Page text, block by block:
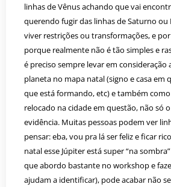
linhas de Vênus achando que vai
querendo fugir das linhas de Saturno ou
viver restrições ou transformações, e
porque realmente não é tão simples e
é preciso sempre levar em consideração
planeta no mapa natal (signo e casa em
que está formando, etc) e também
relocado na cidade em questão, não só
evidência. Muitas pessoas podem ver
pensar: eba, vou pra lá ser feliz e ficar
natal esse Júpiter está super “na
que abordo bastante no workshop e
ajudam a identificar), pode acabar não